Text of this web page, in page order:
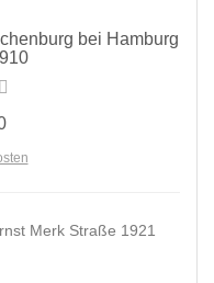
bei Hamburg